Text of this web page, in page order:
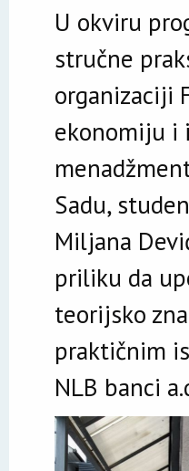
U okviru
stručne
organizaciji
ekonomiju i
Sadu,
Miljana
priliku da
teorijsko
praktičnim
NLB banci